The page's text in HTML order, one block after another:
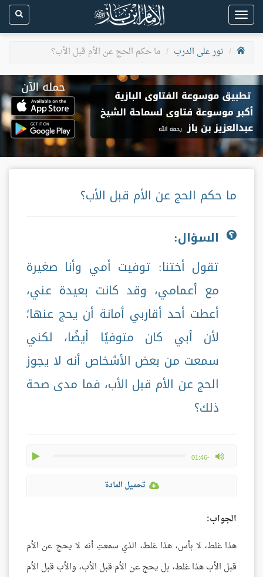
Toggle
navigation
نور على الدرب
ما حكم الحج عن الأم قبل الأب؟
ما حكم الحج عن الأم قبل الأب؟
السؤال:
تقول أختنا: توفيت أمي وأنا صغيرة
مع أعمامي، وقد كانت بعيدة عني،
أعطت أحد أقاربي أمانة أن يحج عنها؛
لأن أبي كان متوفيًا أيضًا، لكني
سمعت من بعض الأشخاص أنه لا يجوز
الحج عن الأم قبل الأب، فما مدى صحة
ذلك؟
-01:46
max volume
تحميل المادة
الجواب:
هذا غلط، لا بأس، هذا غلط، الذي سمعتِ أنه لا يحج عن الأم
قبل الأب هذا غلط، بل يحج عن الأم قبل الأب، والأب قبل الأم